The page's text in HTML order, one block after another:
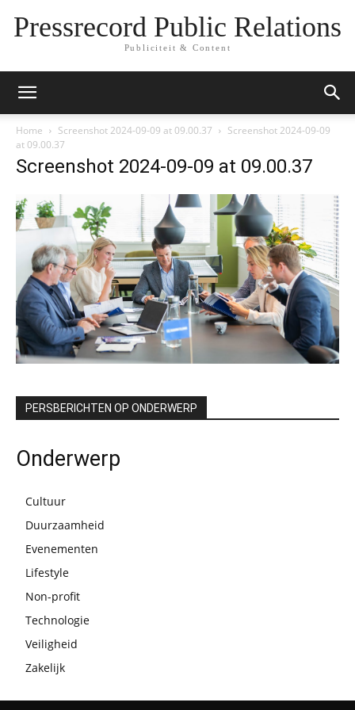
Pressrecord Public Relations
Publiciteit & Content
Home Screenshot 2024-09-09 at 09.00.37
Screenshot 2024-09-09
at 09.00.37
Screenshot 2024-09-09 at 09.00.37
PERSBERICHTEN OP ONDERWERP
Onderwerp
Cultuur
Duurzaamheid
Evenementen
Lifestyle
Non-profit
Technologie
Veiligheid
Zakelijk